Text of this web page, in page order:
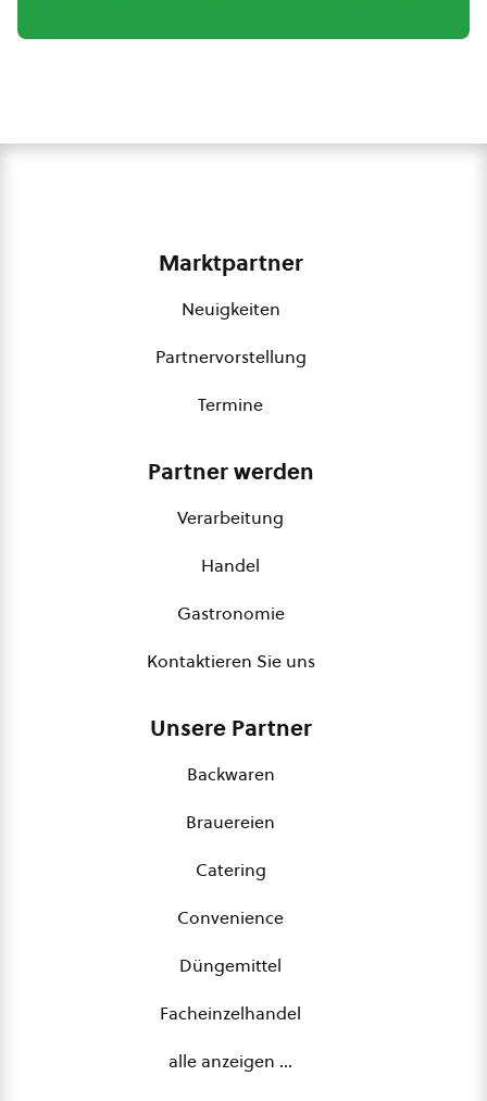
Marktpartner
Neuigkeiten
Partnervorstellung
Termine
Partner werden
Verarbeitung
Handel
Gastronomie
Kontaktieren Sie uns
Unsere Partner
Backwaren
Brauereien
Catering
Convenience
Düngemittel
Facheinzelhandel
alle anzeigen …